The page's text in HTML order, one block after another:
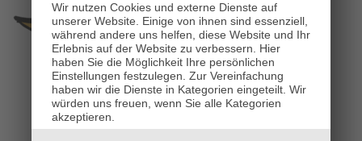
Wir nutzen Cookies und externe Dienste auf
unserer Website. Einige von ihnen sind essenziell,
während andere uns helfen, diese Website und Ihr
Erlebnis auf der Website zu verbessern. Hier
haben Sie die Möglichkeit Ihre persönlichen
Einstellungen festzulegen. Zur Vereinfachung
haben wir die Dienste in Kategorien eingeteilt. Wir
würden uns freuen, wenn Sie alle Kategorien
akzeptieren.